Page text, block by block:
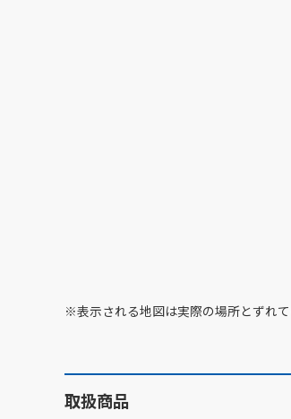
※表示される地図は実際の場所とずれ
取扱商品